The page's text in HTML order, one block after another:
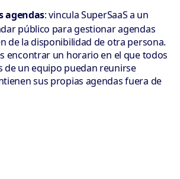
agendas: vincula SuperSaaS a un
público para gestionar agendas
de la disponibilidad de otra persona.
encontrar un horario en el que todos
de un equipo puedan reunirse
sus propias agendas fuera de